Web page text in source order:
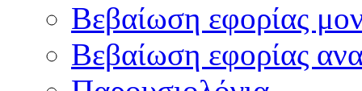
Βεβαίωση εφορίας
Βεβαίωση εφορίας